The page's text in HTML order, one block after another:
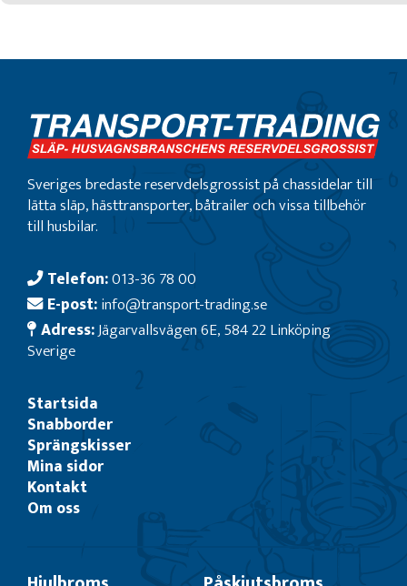
Sveriges bredaste reservdelsgrossist på chassidelar till
lätta släp, hästtransporter, båtrailer och vissa tillbehör
till husbilar.
Telefon:013-36 78 00
E-post:info@transport-trading.se
Adress:Jägarvallsvägen 6E, 584 22 Linköping
Sverige
Startsida
Snabborder
Sprängskisser
Mina sidor
Kontakt
Om oss